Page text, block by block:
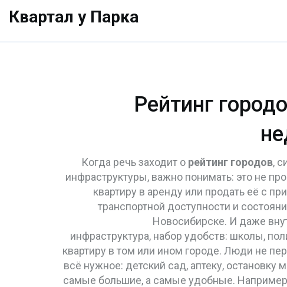
Квартал у Парка
Рейтинг
Когда речь заходит о рейтинг городов,
инфраструктуры, важно понимать: это не
квартиру в аренду или продать её с
транспортной доступности и
Новосибирске. И даже
инфраструктура, набор удобств: школы,
квартиру в том или ином городе. Люди не
всё нужное: детский сад, аптеку,
самые большие, а самые удобные.